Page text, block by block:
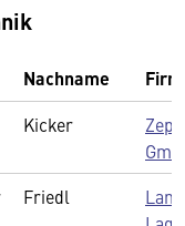
Nachname
Kicker
Friedl